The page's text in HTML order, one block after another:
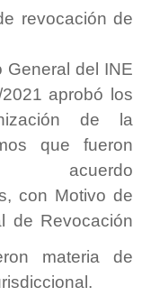
revocación de
General del INE
aprobó los
de la
que fueron
acuerdo
con Motivo de
de Revocación
materia de